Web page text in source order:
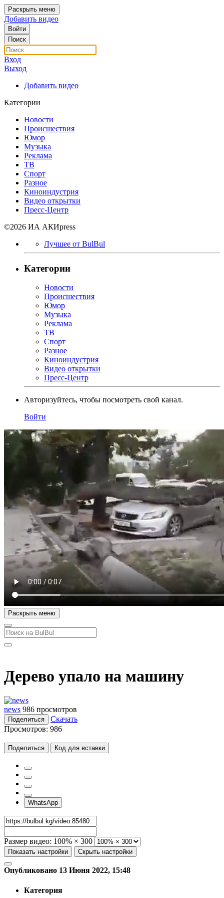
Раскрыть меню
Добавить видео
Войти
Поиск
Вход
Выход
Добавить видео
Категории
Новости
Происшествия
Юмор
Музыка
Реклама
ТВ
Спорт
Разное
Киноиндустрия
Видео открытки
Пресс-Центр
©2026 ИА АКИpress
Лучшее от BulBul
Категории
Новости
Происшествия
Юмор
Музыка
Реклама
ТВ
Спорт
Разное
Киноиндустрия
Видео открытки
Пресс-Центр
Авторизуйтесь, чтобы посмотреть свой канал.
Войти
Раскрыть меню
Дерево упало на машину
news 986 просмотров
Поделиться
Скачать
Просмотров: 986
Поделиться Код для вставки
WhatsApp
Размер видео: 100% × 300
Показать настройки Скрыть настройки
Опубликовано 13 Июня 2022, 15:48
Категория